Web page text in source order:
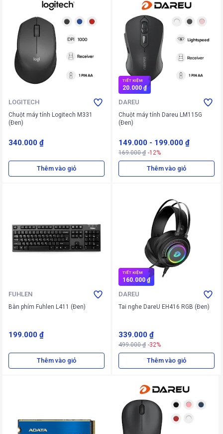
LOGITECH
Chuột máy tính Logitech M331
(Đen)
340.000 ₫
Thêm vào giỏ
TIẾT KIỆM
20.000 ₫
DAREU
Chuột máy tính Dareu LM115G
(Đen)
149.000 - 199.000 ₫
169.000 ₫ -12%
Thêm vào giỏ
FUHLEN
Bàn phím Fuhlen L411 (Đen)
199.000 ₫
Thêm vào giỏ
TIẾT KIỆM
160.000 ₫
DAREU
Tai nghe DareU EH416 RGB (Đen)
339.000 ₫
499.000 ₫ -32%
Thêm vào giỏ